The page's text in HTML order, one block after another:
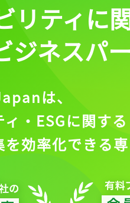
リティに
ジネスパ
は、
・ESGに関する
効率化できる